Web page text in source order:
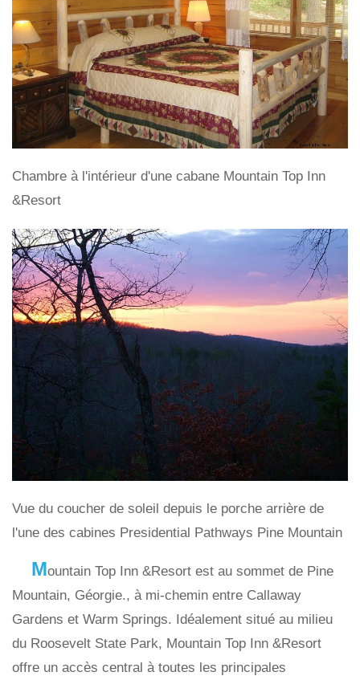
Chambre à l'intérieur d'une cabane Mountain Top Inn
&Resort
Vue du coucher de soleil depuis le porche arrière de
l'une des cabines Presidential Pathways Pine Mountain
Mountain Top Inn &Resort est au sommet de Pine
Mountain, Géorgie., à mi-chemin entre Callaway
Gardens et Warm Springs. Idéalement situé au milieu
du Roosevelt State Park, Mountain Top Inn &Resort
offre un accès central à toutes les principales